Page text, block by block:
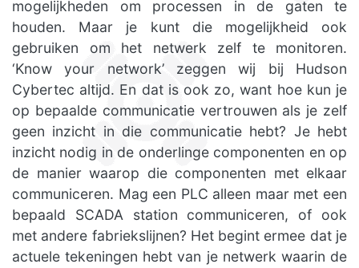
mogelijkheden om processen in de gaten te
houden. Maar je kunt die mogelijkheid ook
gebruiken om het netwerk zelf te monitoren.
‘Know your network’ zeggen wij bij Hudson
Cybertec altijd. En dat is ook zo, want hoe kun je
op bepaalde communicatie vertrouwen als je zelf
geen inzicht in die communicatie hebt? Je hebt
inzicht nodig in de onderlinge componenten en op
de manier waarop die componenten met elkaar
communiceren. Mag een PLC alleen maar met een
bepaald SCADA station communiceren, of ook
met andere fabriekslijnen? Het begint ermee dat je
actuele tekeningen hebt van je netwerk waarin de